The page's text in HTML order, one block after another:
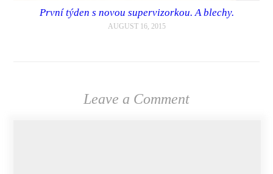
První týden s novou supervizorkou. A blechy.
AUGUST 16, 2015
Leave a Comment